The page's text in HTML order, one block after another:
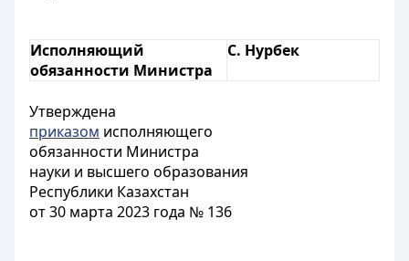
Исполняющий
обязанности Министра
С. Нурбек
Утверждена
приказом исполняющего
обязанности Министра
науки и высшего образования
Республики Казахстан
от 30 марта 2023 года № 136